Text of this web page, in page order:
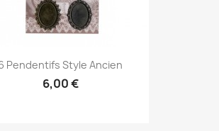
Pendentifs Style Ancien
6,00 €